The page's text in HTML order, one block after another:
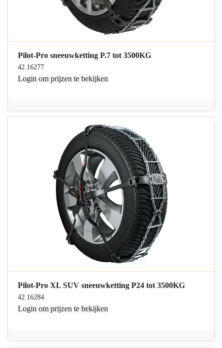
Pilot-Pro sneeuwketting P.7 tot 3500KG
42.16277
Login om prijzen te bekijken
Pilot-Pro XL SUV sneeuwketting P24 tot 3500KG
42.16284
Login om prijzen te bekijken